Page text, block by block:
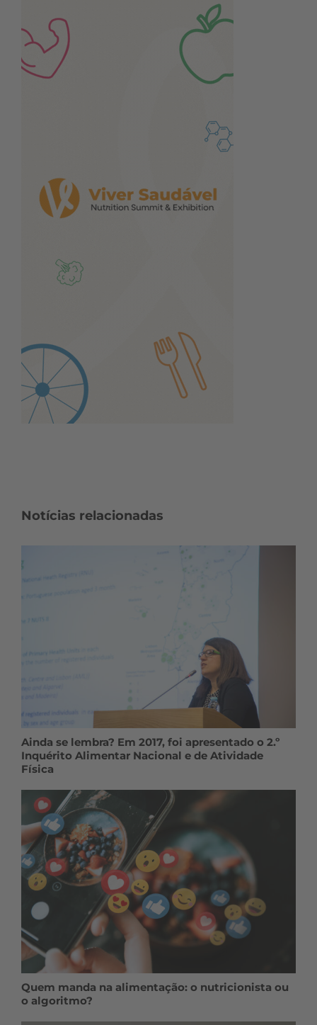
Notícias relacionadas
Ainda se lembra? Em 2017, foi apresentado o 2.º
Inquérito Alimentar Nacional e de Atividade
Física
Quem manda na alimentação: o nutricionista ou
o algoritmo?